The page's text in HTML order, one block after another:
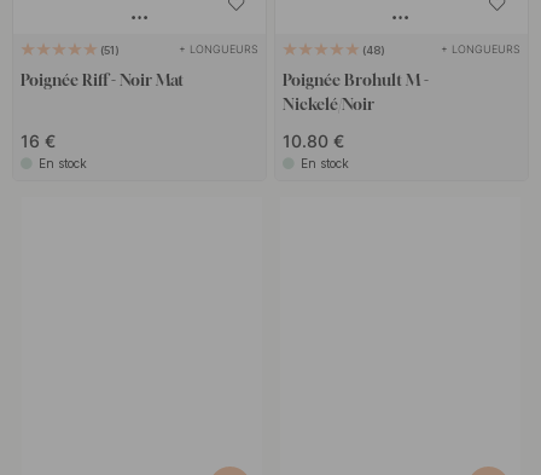
51 + LONGUEURS
Poignée Riff - Noir Mat
16 €
En stock
48 + LONGUEURS
Poignée Brohult M -
Nickelé/Noir
10.80 €
En stock